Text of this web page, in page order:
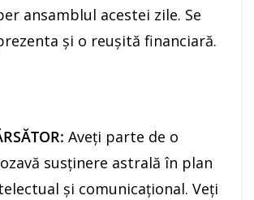
ansamblul acestei zile. Se
şi o reuşită financiară.
Aveţi parte de o
susţinere astrală în plan
şi comunicaţional. Veţi